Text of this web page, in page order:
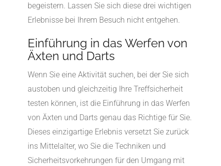
begeistern. Lassen Sie sich diese drei wichtigen
Erlebnisse bei Ihrem Besuch nicht entgehen.
Einführung in das Werfen von
Äxten und Darts
Wenn Sie eine Aktivität suchen, bei der Sie sich
austoben und gleichzeitig Ihre Treffsicherheit
testen können, ist die Einführung in das Werfen
von Äxten und Darts genau das Richtige für Sie.
Dieses einzigartige Erlebnis versetzt Sie zurück
ins Mittelalter, wo Sie die Techniken und
Sicherheitsvorkehrungen für den Umgang mit